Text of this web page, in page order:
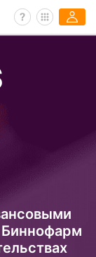
Биннофарм